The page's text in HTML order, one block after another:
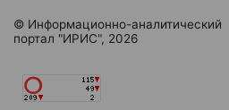
© Информационно-аналитический
портал "ИРИС", 2026